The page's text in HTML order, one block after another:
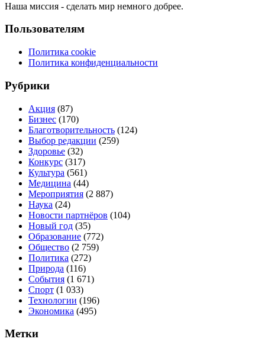
Наша миссия - сделать мир немного добрее.
Пользователям
Политика cookie
Политика конфиденциальности
Рубрики
Акция (87)
Бизнес (170)
Благотворительность (124)
Выбор редакции (259)
Здоровье (32)
Конкурс (317)
Культура (561)
Медицина (44)
Мероприятия (2 887)
Наука (24)
Новости партнёров (104)
Новый год (35)
Образование (772)
Общество (2 759)
Политика (272)
Природа (116)
События (1 671)
Спорт (1 033)
Технологии (196)
Экономика (495)
Метки